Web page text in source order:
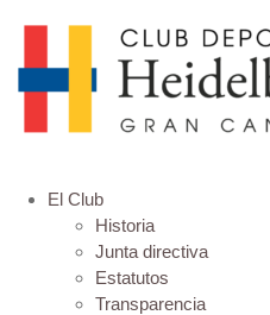
El Club
Historia
Junta directiva
Estatutos
Transparencia